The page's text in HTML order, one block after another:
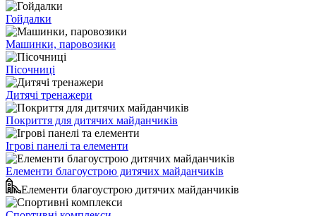
Гойдалки
Машинки, паровозики
Пісочниці
Дитячі тренажери
Покриття для дитячих майданчиків
Ігрові панелі та елементи
Елементи благоустрою дитячих майданчиків
Елементи благоустрою дитячих майданчиків